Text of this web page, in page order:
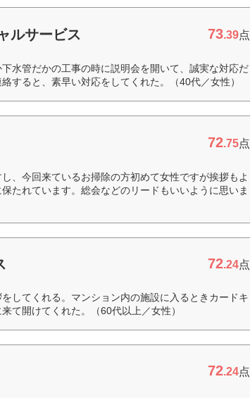
ルサービス 73.39点
水管だかの工事の時に説明会を開いて、誠実な対応だ
すると、素早い対応をしてくれた。（40代／女性）
72.75点
、今回来ているお掃除の方初めて女性ですが挨拶もよ
たれています。総会などのリードもいいように思いま
72.24点
してくれる。マンション内の施設に入るときカードキ
て開けてくれた。（60代以上／女性）
72.24点